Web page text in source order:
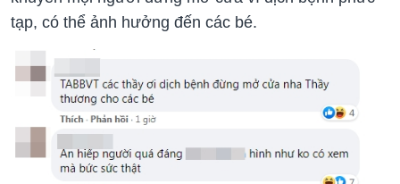
tạp, có thể ảnh hưởng đến các bé.